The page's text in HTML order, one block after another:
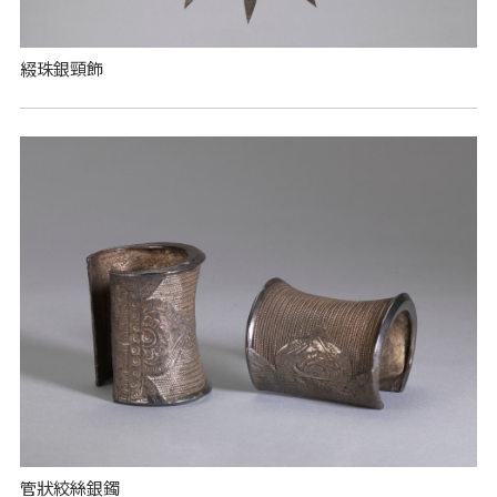
綴珠銀頸飾
管狀絞絲銀鐲